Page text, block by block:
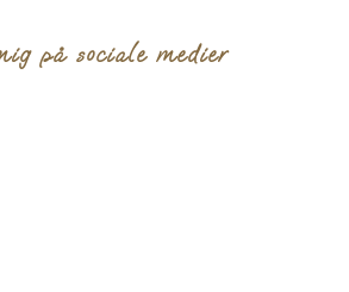
på sociale medier